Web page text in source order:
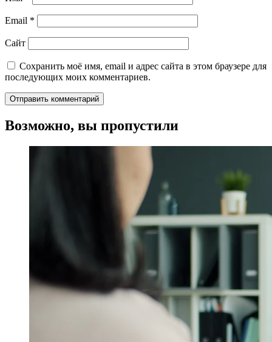
Email *
Сайт
Сохранить моё имя, email и адрес сайта в этом браузере для
последующих моих комментариев.
Возможно, вы пропустили